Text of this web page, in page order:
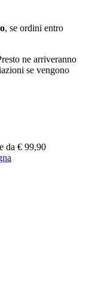
, se ordini entro
ne arriveranno
se vengono
da € 99,90